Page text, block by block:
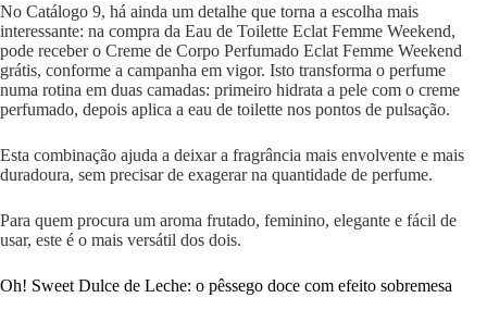
No Catálogo 9, há ainda um detalhe que torna a escolha mais
interessante: na compra da Eau de Toilette Eclat Femme Weekend,
pode receber o Creme de Corpo Perfumado Eclat Femme Weekend
grátis, conforme a campanha em vigor. Isto transforma o perfume
numa rotina em duas camadas: primeiro hidrata a pele com o creme
perfumado, depois aplica a eau de toilette nos pontos de pulsação.
Esta combinação ajuda a deixar a fragrância mais envolvente e mais
duradoura, sem precisar de exagerar na quantidade de perfume.
Para quem procura um aroma frutado, feminino, elegante e fácil de
usar, este é o mais versátil dos dois.
Oh! Sweet Dulce de Leche: o pêssego doce com efeito sobremesa